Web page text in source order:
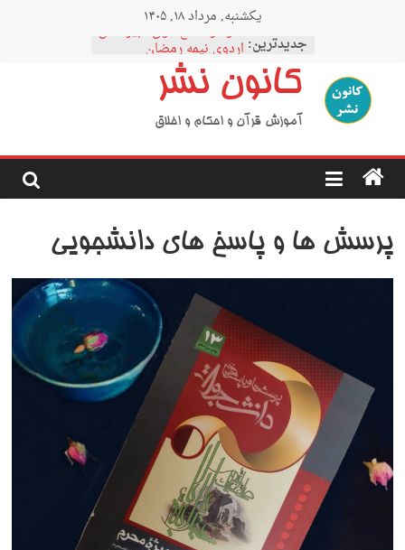
یکشنبه, مرداد ۱۸, ۱۴۰۵
جدیدترین:
نمودار مقطع فوق دبیرستان
اردوی نیمه رمضان
اردوی نیمه شعبان
اردوی غدیر
کانون نشر
آموزش قرآن و احکام و اخلاق
پرسش ها و پاسخ های دانشجویی